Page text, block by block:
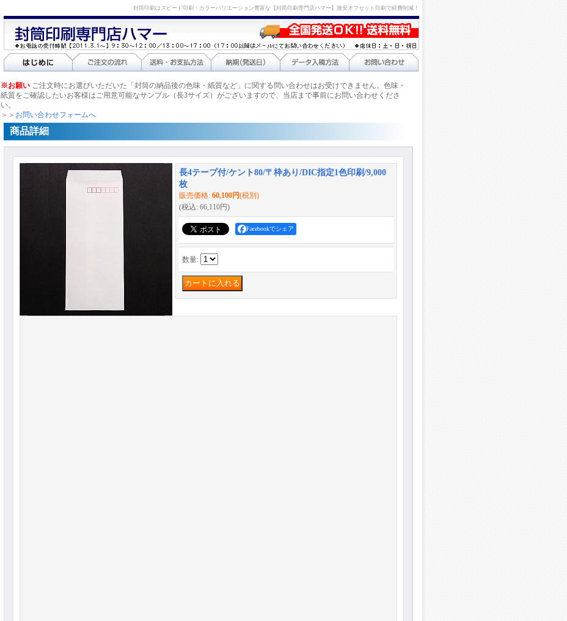
封筒印刷はスピード印刷・カラーバリエーション豊富な【封筒印刷専門店ハマー】激安オフセット印刷で経費削減！
※お願い ご注文時にお選びいただいた「封筒の納品後の色味・紙質など」に関する問い合わせはお受けできません。色味・
紙質をご確認したいお客様はご用意可能なサンプル（長3サイズ）がございますので、当店まで事前にお問い合わせくださ
い。
＞＞ お問い合わせフォームへ
商品詳細
長4テープ付/ケント80/〒枠あり/DIC指定1色印刷/9,000
枚
販売価格: 60,100円(税別)
(税込: 66,110円)
Facebookでシェア
数量: